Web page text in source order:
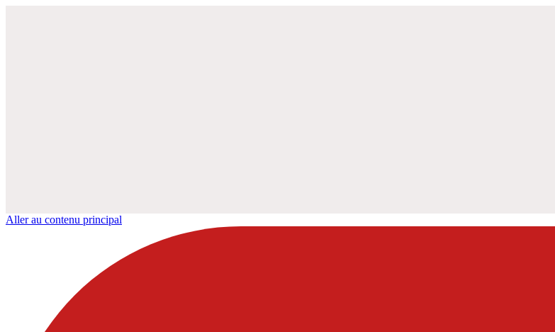
Aller au contenu principal